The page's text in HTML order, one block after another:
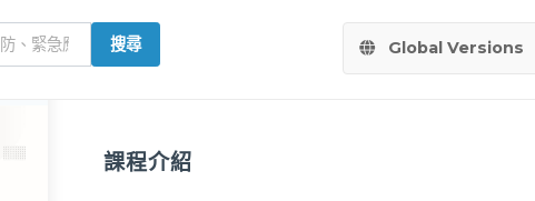
Global Versions
搜尋
課程介紹